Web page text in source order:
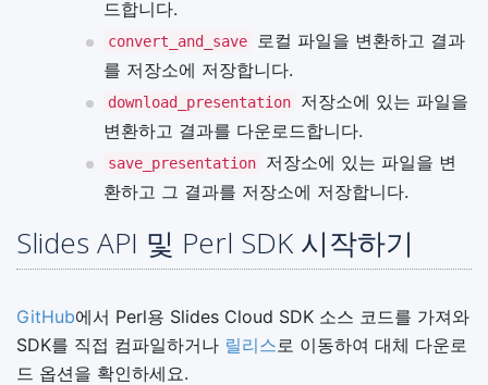
드합니다.
convert_and_save
로컬 파일을 변환하고 결과
를 저장소에 저장합니다.
download_presentation
저장소에 있는 파일을
변환하고 결과를 다운로드합니다.
save_presentation
저장소에 있는 파일을 변
환하고 그 결과를 저장소에 저장합니다.
Slides API 및 Perl SDK 시작하기
GitHub에서 Perl용 Slides Cloud SDK 소스 코드를 가져와
SDK를 직접 컴파일하거나 릴리스 로 이동하여 대체 다운로
드 옵션을 확인하세요.